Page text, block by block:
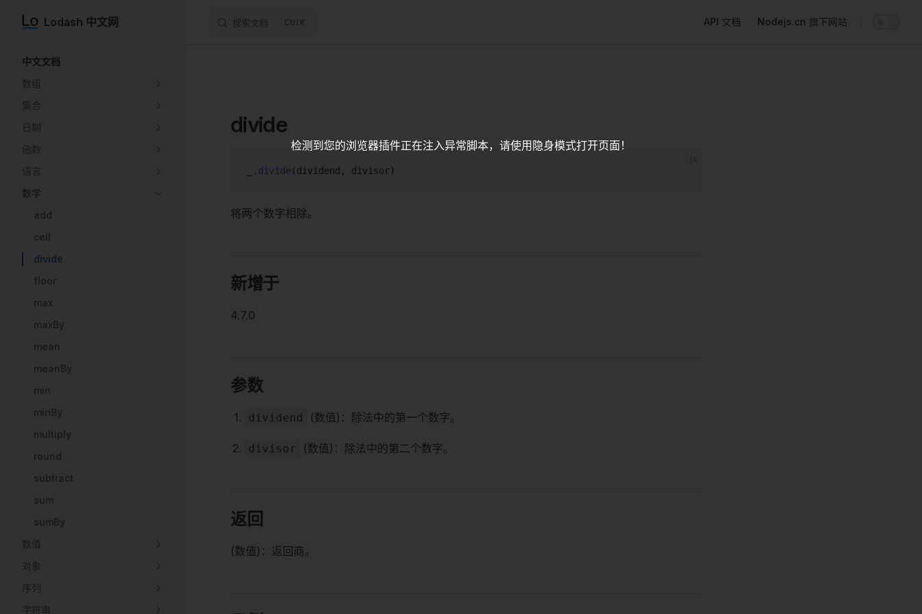
Skip to content
Lodash 中文网 搜索文档 K API 文档 Nodejs.cn 旗下网站
中文文档
数组
集合
日期
函数
语言
数学
add
ceil
divide
floor
max
maxBy
mean
meanBy
min
minBy
multiply
round
subtract
sum
sumBy
数值
对象
序列
字符串
divide
_. divide (dividend, divisor)
将两个数字相除。
新增于
4.7.0
参数
dividend (数值)：除法中的第一个数字。
divisor (数值)：除法中的第二个数字。
返回
(数值)：返回商。
检测到您的浏览器插件正在注入异常脚本，请使用隐身模式打开页面！